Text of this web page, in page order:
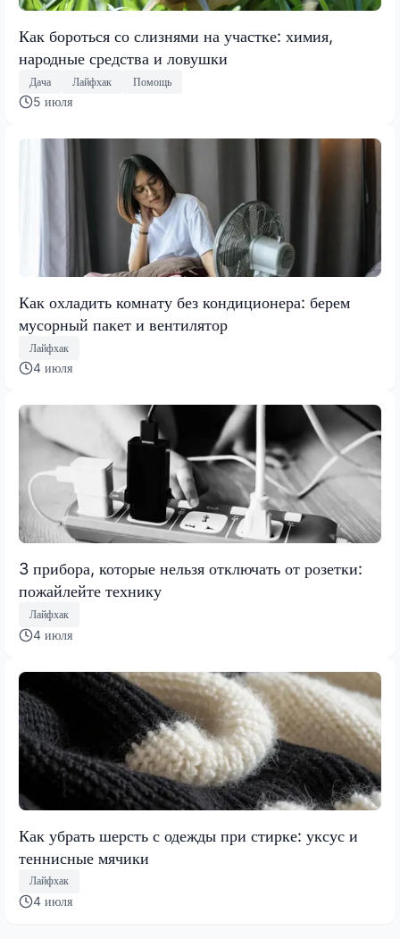
Как бороться со слизнями на участке: химия,
народные средства и ловушки
Дача Лайфхак Помощь
5 июля
Как охладить комнату без кондиционера: берем
мусорный пакет и вентилятор
Лайфхак
4 июля
3 прибора, которые нельзя отключать от розетки:
пожайлейте технику
Лайфхак
4 июля
Как убрать шерсть с одежды при стирке: уксус и
теннисные мячики
Лайфхак
4 июля